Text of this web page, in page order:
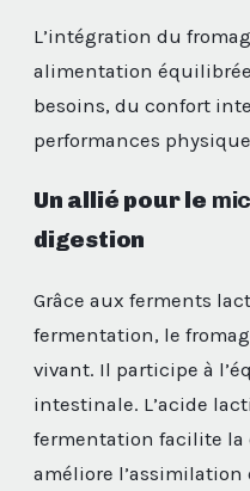
L’intégration du
alimentation
besoins, du confort
performances
Un allié pour le
digestion
Grâce aux ferments
fermentation, le
vivant. Il participe à
intestinale. L’acide
fermentation facilite la
améliore l’assimilation